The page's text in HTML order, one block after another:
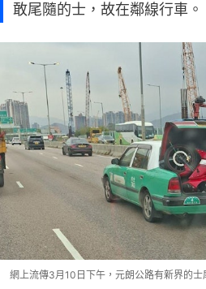
敢尾隨的士，故在鄰線行車。
網上流傳3月10日下午，元朗公路有新界的士